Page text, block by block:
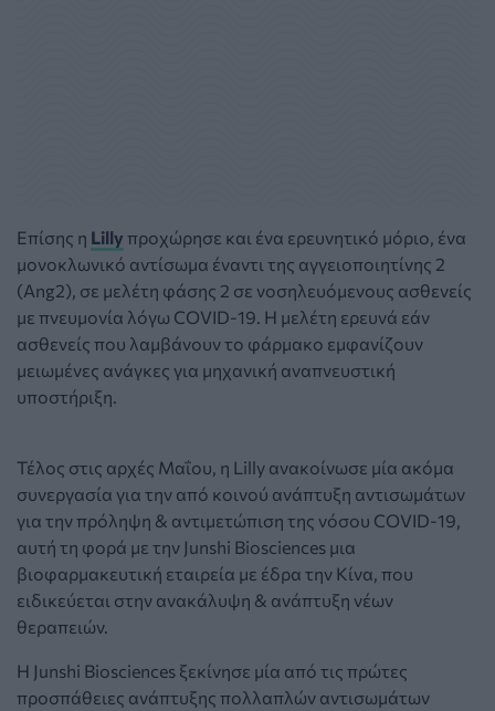
Επίσης η Lilly προχώρησε και ένα ερευνητικό μόριο, ένα
μονοκλωνικό αντίσωμα έναντι της αγγειοποιητίνης 2
(Ang2), σε μελέτη φάσης 2 σε νοσηλευόμενους ασθενείς
με πνευμονία λόγω COVID-19. Η μελέτη ερευνά εάν
ασθενείς που λαμβάνουν το φάρμακο εμφανίζουν
μειωμένες ανάγκες για μηχανική αναπνευστική
υποστήριξη.
Τέλος στις αρχές Μαΐου, η Lilly ανακοίνωσε μία ακόμα
συνεργασία για την από κοινού ανάπτυξη αντισωμάτων
για την πρόληψη & αντιμετώπιση της νόσου COVID-19,
αυτή τη φορά με την Junshi Biosciences μια
βιοφαρμακευτική εταιρεία με έδρα την Κίνα, που
ειδικεύεται στην ανακάλυψη & ανάπτυξη νέων
θεραπειών.
Η Junshi Biosciences ξεκίνησε μία από τις πρώτες
προσπάθειες ανάπτυξης πολλαπλών αντισωμάτων